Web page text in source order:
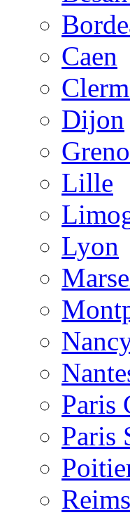
Caen
Dijon
Lille
Lyon
Paris
Paris
Reims